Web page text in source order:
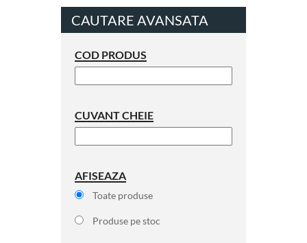
CAUTARE AVANSATA
COD PRODUS
CUVANT CHEIE
AFISEAZA
Toate produse
Produse pe stoc